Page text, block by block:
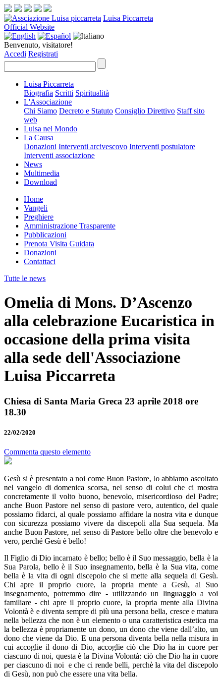
Luisa Piccarreta
Official Website
Benvenuto, visitatore!
Accedi Registrati
Luisa Piccarreta
Biografia Scritti Spiritualità
L'Associazione
Chi Siamo Decreto e Statuto Consiglio Direttivo Staff sito
web
Luisa nel Mondo
La Causa
Donazioni Interventi arcivescovo Interventi postulatore
Interventi associazione
News
Multimedia
Download
Home
Vangeli
Preghiere
Amministrazione Trasparente
Pubblicazioni
Prenota Visita Guidata
Donazioni
Contattaci
Tutte le news
Omelia di Mons. D’Ascenzo
alla celebrazione Eucaristica in
occasione della prima visita
alla sede dell'Associazione
Luisa Piccarreta
Chiesa di Santa Maria Greca 23 aprile 2018 ore
18.30
22/02/2020
Commenta questo elemento
Gesù si è presentato a noi come Buon Pastore, lo abbiamo ascoltato
nel vangelo di domenica scorsa, nel senso di colui che ci mostra
concretamente il volto buono, benevolo, misericordioso del Padre;
anche Buon Pastore nel senso di pastore vero, autentico, del quale
possiamo fidarci, al quale possiamo affidare la nostra vita e dunque
con sicurezza possiamo vivere da discepoli alla Sua sequela. Ma
anche Buon Pastore, nel senso di Pastore bello oltre che benevolo e
vero, perché Gesù è bello!
Il Figlio di Dio incarnato è bello; bello è il Suo messaggio, bella è la
Sua Parola, bello è il Suo insegnamento, bella è la Sua vita, come
bella è la vita di ogni discepolo che si mette alla sequela di Gesù.
Chi apre il proprio cuore, la propria mente a Gesù, al Suo
insegnamento, potremmo dire - utilizzando un linguaggio a voi
familiare - chi apre il proprio cuore, la propria mente alla Divina
Volontà è e diventa sempre di più una persona bella, cresce e matura
nella bellezza che non è un elemento o una caratteristica estetica ma
la bellezza è propriamente un dono, un dono che viene dall’alto, un
dono che viene da Dio. E una persona diventa bella nella misura in
cui accoglie il dono di Dio, accoglie ciò che Dio ha in cuore per
ciascuno di noi, questa è la Divina Volontà: ciò che Dio ha in cuore
per ciascuno di noi e che ci rende belli, perchè la vita del discepolo
di Gesù, non può che essere una vita bella.